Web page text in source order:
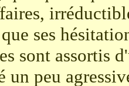
ses
sont assortis
un peu